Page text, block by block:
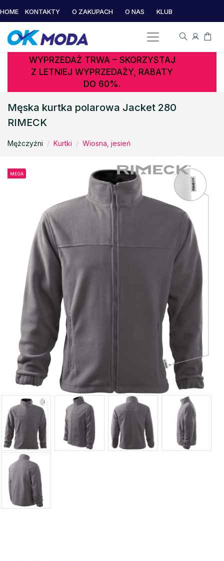
HOME KONTAKTY O ZAKUPACH O NAS KLUB
WYPRZEDAŻ TRWA – SKORZYSTAJ
Z LETNIEJ WYPRZEDAŻY, RABATY
DO 60%.
Męska kurtka polarowa Jacket 280
RIMECK
Mężczyźni Kurtki Wiosna, jesień
MEGA